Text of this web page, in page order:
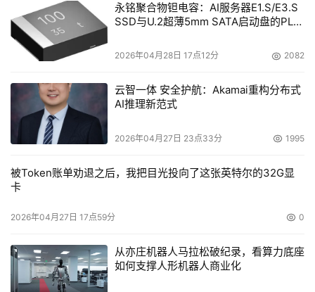
永铭聚合物钽电容：AI服务器E1.S/E3.S
SSD与U.2超薄5mm SATA启动盘的PLP
2026年04月28日 17点12分 2082
云智一体 安全护航：Akamai重构分布式
AI推理新范式
2026年04月27日 23点33分 1995
被Token账单劝退之后，我把目光投向了这张英特尔的32G显
卡
2026年04月27日 17点59分 0
从亦庄机器人马拉松破纪录，看算力底座
如何支撑人形机器人商业化